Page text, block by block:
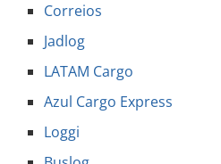
Correios
Jadlog
LATAM Cargo
Azul Cargo Express
Loggi